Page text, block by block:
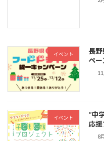
イベント
長野
ペー
イベント
”中
応援
8